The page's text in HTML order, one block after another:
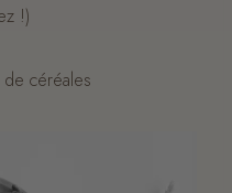
!)
céréales